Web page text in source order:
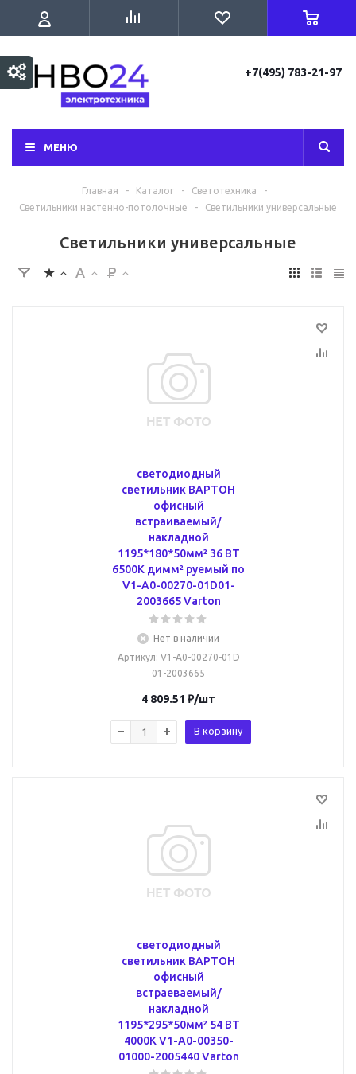
+7(495) 783-21-97
МЕНЮ
Главная - Каталог - Светотехника
-
Светильники настенно-потолочные
- Светильники универсальные
Светильники универсальные
светодиодный
светильник ВАРТОН
офисный
встраиваемый/
накладной
1195*180*50мм² 36 ВТ
6500К димм² руемый по
V1-A0-00270-01D01-
2003665 Varton
Нет в наличии
Артикул: V1-A0-00270-01D
01-2003665
4 809.51 ₽/шт
В корзину
светодиодный
светильник ВАРТОН
офисный
встраеваемый/
накладной
1195*295*50мм² 54 ВТ
4000К V1-A0-00350-
01000-2005440 Varton